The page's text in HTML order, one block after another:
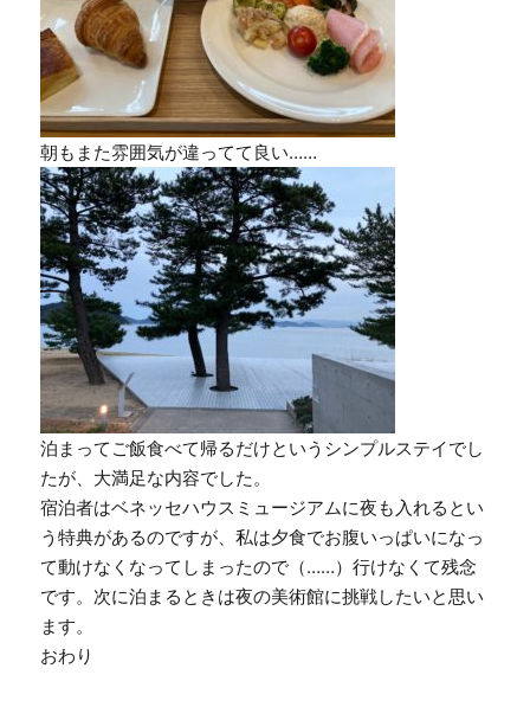
朝もまた雰囲気が違ってて良い……
泊まってご飯食べて帰るだけというシンプルステイでし
たが、大満足な内容でした。
宿泊者はベネッセハウスミュージアムに夜も入れるとい
う特典があるのですが、私は夕食でお腹いっぱいになっ
て動けなくなってしまったので（……）行けなくて残念
です。次に泊まるときは夜の美術館に挑戦したいと思い
ます。
おわり